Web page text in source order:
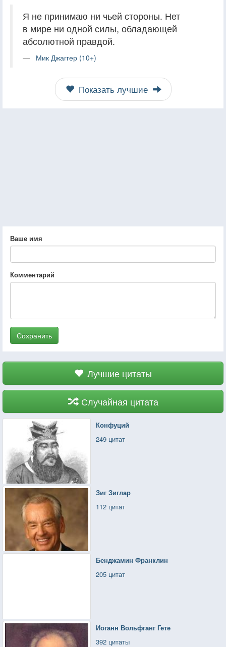
Я не принимаю ни чьей стороны. Нет
в мире ни одной силы, обладающей
абсолютной правдой.
Мик Джаггер (10+)
Показать лучшие
Ваше имя
Комментарий
Сохранить
Лучшие цитаты
Случайная цитата
Конфуций
249 цитат
Зиг Зиглар
112 цитат
Бенджамин Франклин
205 цитат
Иоганн Вольфганг Гете
392 цитаты